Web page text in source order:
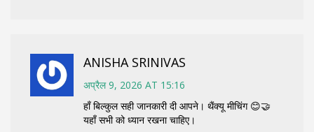
ANISHA SRINIVAS
अप्रैल 9, 2026 AT 15:16
हाँ बिल्कुल सही जानकारी दी आपने। थैंक्यू मीचिंग 😊🤝
यहाँ सभी को ध्यान रखना चाहिए।